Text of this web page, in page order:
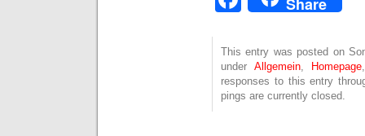
This entry was posted on
under Allgemein, Homepage
responses to this entry
pings are currently closed.